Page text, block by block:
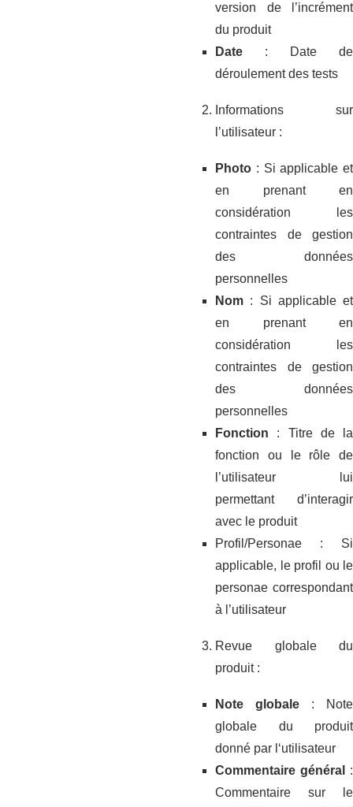
version de l’incrément
du produit
Date : Date de
déroulement des tests
Informations sur
l’utilisateur :
Photo : Si applicable et
en prenant en
considération les
contraintes de gestion
des données
personnelles
Nom : Si applicable et
en prenant en
considération les
contraintes de gestion
des données
personnelles
Fonction : Titre de la
fonction ou le rôle de
l’utilisateur lui
permettant d’interagir
avec le produit
Profil/Personae : Si
applicable, le profil ou le
personae correspondant
à l’utilisateur
Revue globale du
produit :
Note globale : Note
globale du produit
donné par l‘utilisateur
Commentaire général :
Commentaire sur le